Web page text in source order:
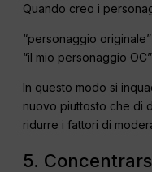
Quando creo i
“personaggio originale”
“il mio personaggio OC”
In questo modo si
nuovo piuttosto che di
ridurre i fattori di
5.